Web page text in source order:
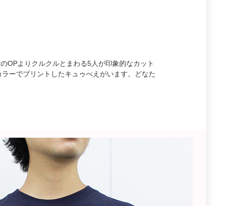
OPよりクルクルとまわる5人が印象的なカット
ーでプリントしたキュゥべえがいます。どなた